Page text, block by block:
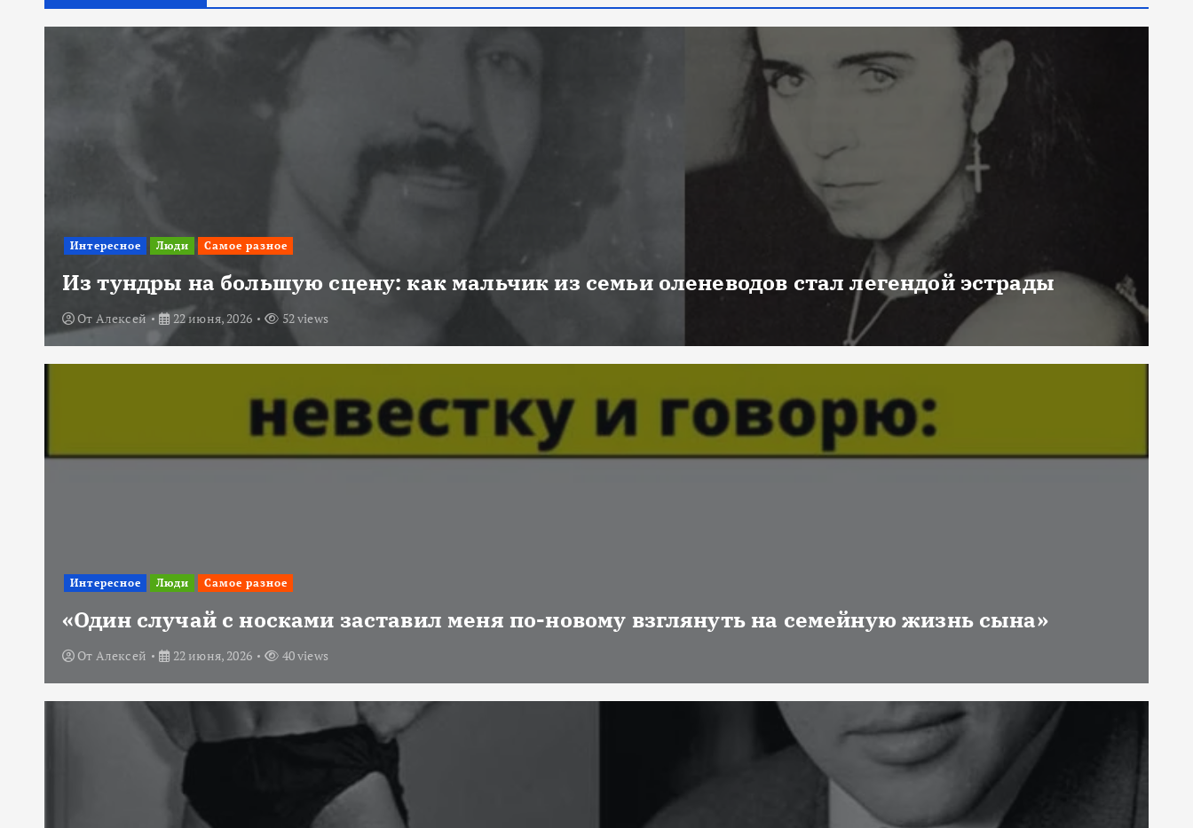
Интересное Люди Самое разное
Из тундры на большую сцену: как мальчик из семьи оленеводов стал легендой эстрады
От Алексей 22 июня, 2026 52 views
Интересное Люди Самое разное
«Один случай с носками заставил меня по-новому взглянуть на семейную жизнь сына»
От Алексей 22 июня, 2026 40 views